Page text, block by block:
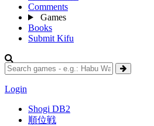
Comments
Games
Books
Submit Kifu
Login
Shogi DB2
順位戦